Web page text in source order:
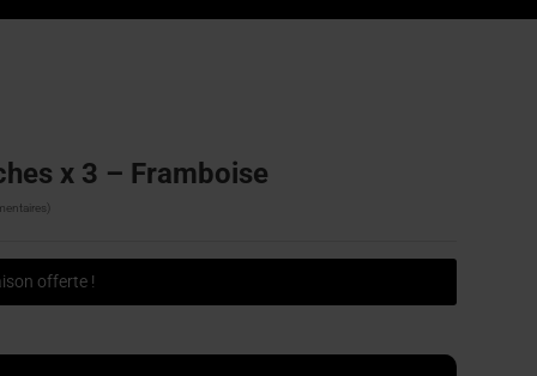
x 3 – Framboise
offerte !